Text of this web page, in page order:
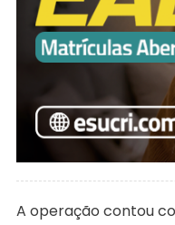
A operação contou